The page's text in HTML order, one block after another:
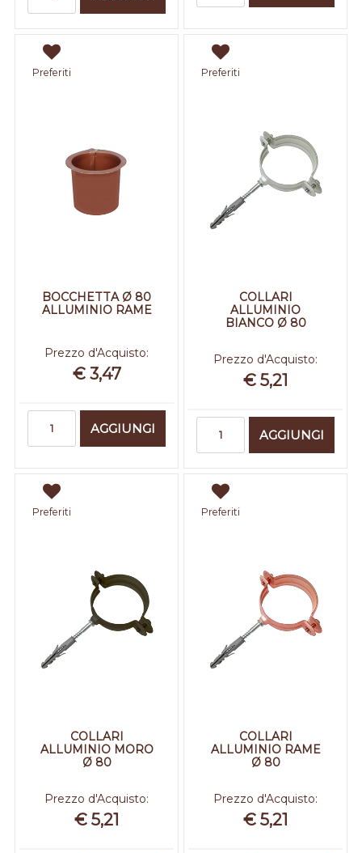
Preferiti
BOCCHETTA Ø 80
ALLUMINIO RAME
Prezzo d'Acquisto:
€ 3,47
AGGIUNGI
Preferiti
COLLARI
ALLUMINIO
BIANCO Ø 80
Prezzo d'Acquisto:
€ 5,21
AGGIUNGI
Preferiti
COLLARI
ALLUMINIO MORO
Ø 80
Prezzo d'Acquisto:
€ 5,21
Preferiti
COLLARI
ALLUMINIO RAME
Ø 80
Prezzo d'Acquisto:
€ 5,21